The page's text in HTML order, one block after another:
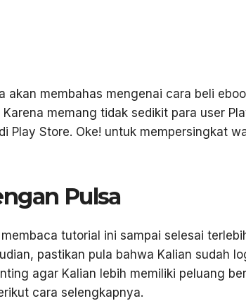
akan membahas mengenai cara beli
memang tidak sedikit para user
Play Store. Oke! untuk mempersingkat
Pulsa
tutorial ini sampai selesai
pastikan pula bahwa Kalian sudah
agar Kalian lebih memiliki peluang
cara selengkapnya.